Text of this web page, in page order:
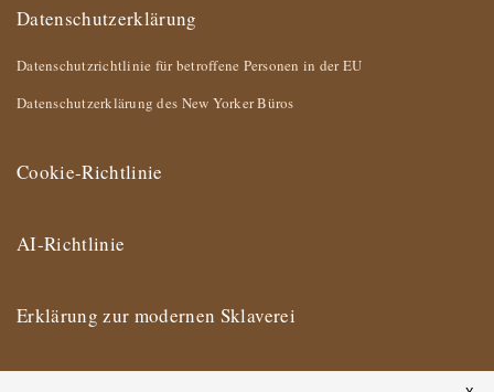
Datenschutzerklärung
Datenschutzrichtlinie für betroffene Personen in der EU
Datenschutzerklärung des New Yorker Büros
Cookie-Richtlinie
AI-Richtlinie
Erklärung zur modernen Sklaverei